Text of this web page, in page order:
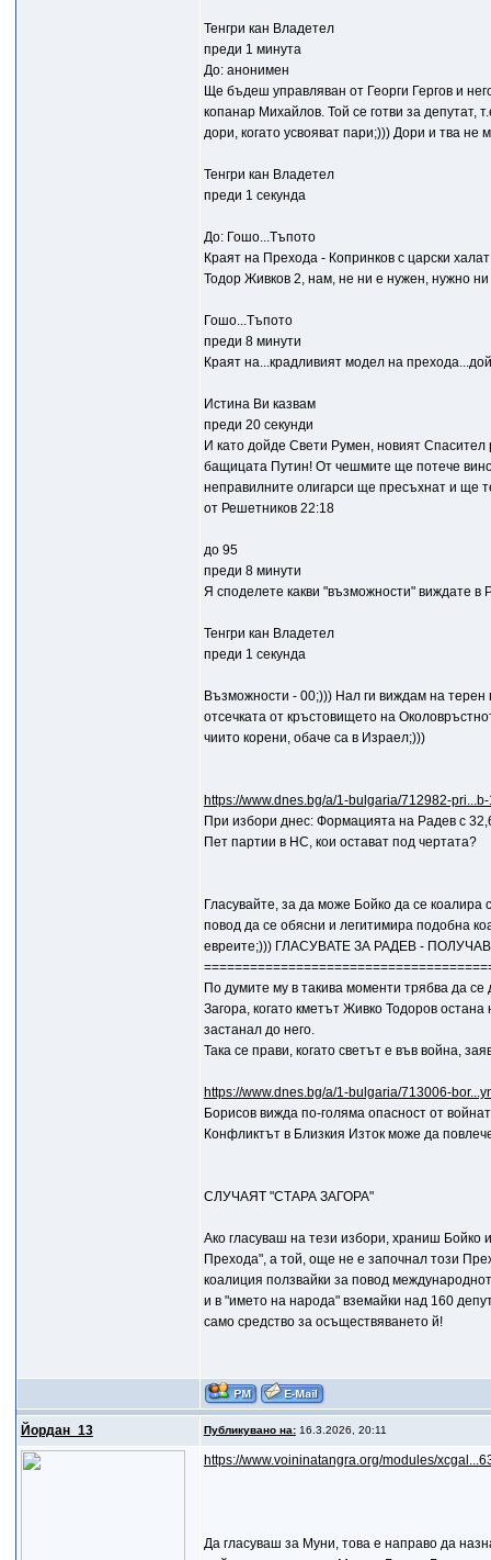
Тенгри кан Владетел
преди 1 минута
До: анонимен
Ще бъдеш управляван от Георги Гергов и
копанар Михайлов. Той се готви за депутат,
дори, когато усвояват пари;))) Дори и тва не
Тенгри кан Владетел
преди 1 секунда
До: Гошо...Тъпото
Краят на Прехода - Копринков с царски
Тодор Живков 2, нам, не ни е нужен, нужно
Гошо...Тъпото
преди 8 минути
Краят на...крадливият модел на
Истина Ви казвам
преди 20 секунди
И като дойде Свети Румен, новият
бащицата Путин! От чешмите ще потече
неправилните олигарси ще пресъхнат и ще
от Решетников 22:18
до 95
преди 8 минути
Я споделете какви "възможности" виждате в
Тенгри кан Владетел
преди 1 секунда
Възможности - 00;))) Нал ги виждам на
отсечката от кръстовището на
чиито корени, обаче са в Израел;)))
https://www.dnes.bg/a/1-bulgaria/712982-
При избори днес: Формацията на Радев с
Пет партии в НС, кои остават под чертата?
Гласувайте, за да може Бойко да се
повод да се обясни и легитимира подобна
евреите;))) ГЛАСУВАТЕ ЗА РАДЕВ -
По думите му в такива моменти трябва да
Загора, когато кметът Живко Тодоров
застанал до него.
Така се прави, когато светът е във война,
https://www.dnes.bg/a/1-bulgaria/713006-
Борисов вижда по-голяма опасност от
Конфликтът в Близкия Изток може да
СЛУЧАЯТ "СТАРА ЗАГОРА"
Ако гласуваш на тези избори, храниш Бойко
Прехода", а той, още не е започнал този
коалиция ползвайки за повод
и в "името на народа" вземайки над 160
само средство за осъществяването й!
Йордан_13 Публикувано на:16.3.2026, 20:11
https://www.voininatangra.org/modules/
Да гласуваш за Муни, това е направо да